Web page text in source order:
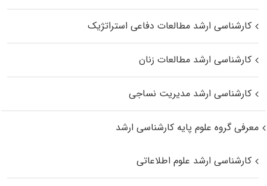
کارشناسی ارشد مطالعات دفاعی استراتژیک
کارشناسی ارشد مطالعات زنان
کارشناسی ارشد مدیریت نساجی
معرفی گروه علوم پایه کارشناسی ارشد
کارشناسی ارشد علوم اطلاعاتی